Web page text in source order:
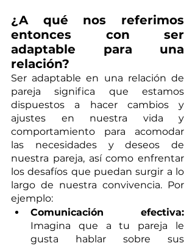
¿A qué nos referimos
entonces con ser
adaptable para una
relación?
Ser adaptable en una relación de
pareja significa que estamos
dispuestos a hacer cambios y
ajustes en nuestra vida y
comportamiento para acomodar
las necesidades y deseos de
nuestra pareja, así como enfrentar
los desafíos que puedan surgir a lo
largo de nuestra convivencia. Por
ejemplo:
Comunicación efectiva:
Imagina que a tu pareja le
gusta hablar sobre sus